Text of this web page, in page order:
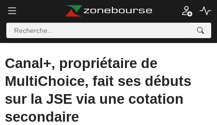
Canal+, propriétaire de
MultiChoice, fait ses débuts
sur la JSE via une cotation
secondaire